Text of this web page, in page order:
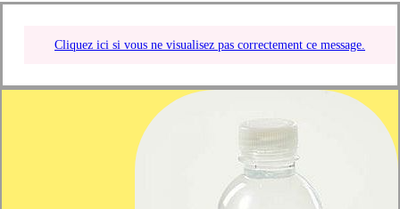
Cliquez ici si vous ne visualisez pas correctement ce message.